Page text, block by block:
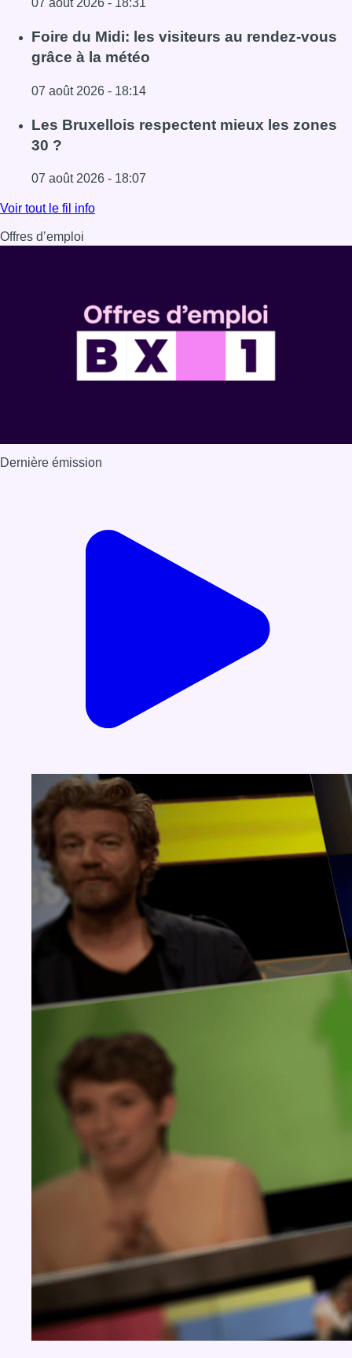
07 août 2026 - 18:31
Lire l'article Pizza Nizar: un coup de pub inattendu grâce
Foire du Midi: les visiteurs au rendez-vous
grâce à la météo
07 août 2026 - 18:14
Lire l'article Foire du Midi: les visiteurs au rendez-vous
Les Bruxellois respectent mieux les zones
30 ?
07 août 2026 - 18:07
Lire l'article Les Bruxellois respectent mieux les zones 30
Voir tout le fil info
Offres d’emploi
Dernière émission